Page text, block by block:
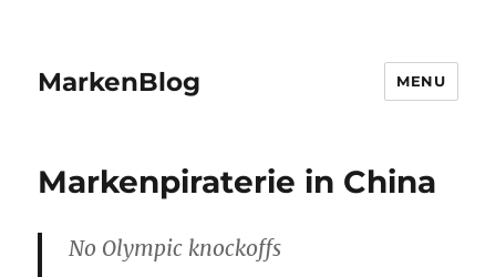
MarkenBlog MENU
Markenpiraterie in China
No Olympic knockoffs